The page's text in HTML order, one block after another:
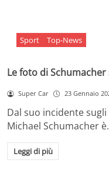
Sport Top-News
Le foto di
Super Car 23 Gennaio
Dal suo incidente
Michael Schumacher
Leggi di più